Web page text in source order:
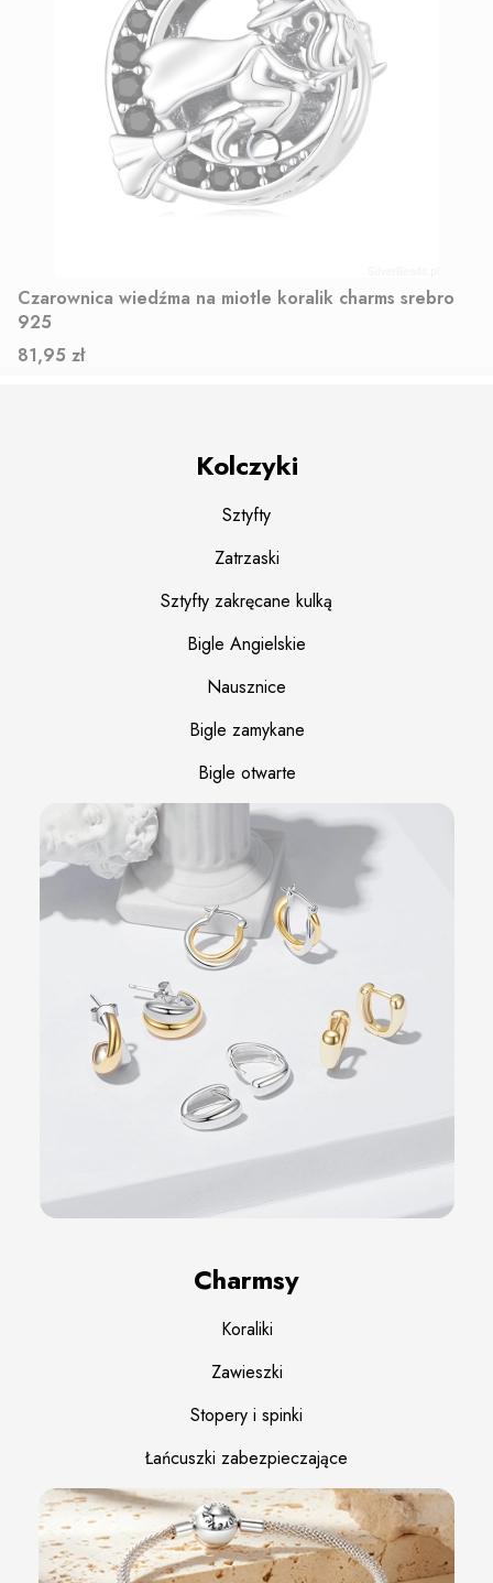
Czarownica wiedźma na miotle koralik charms srebro
925
Cena
81,95 zł
Kolczyki
Sztyfty
Zatrzaski
Sztyfty zakręcane kulką
Bigle Angielskie
Nausznice
Bigle zamykane
Bigle otwarte
Charmsy
Koraliki
Zawieszki
Stopery i spinki
Łańcuszki zabezpieczające